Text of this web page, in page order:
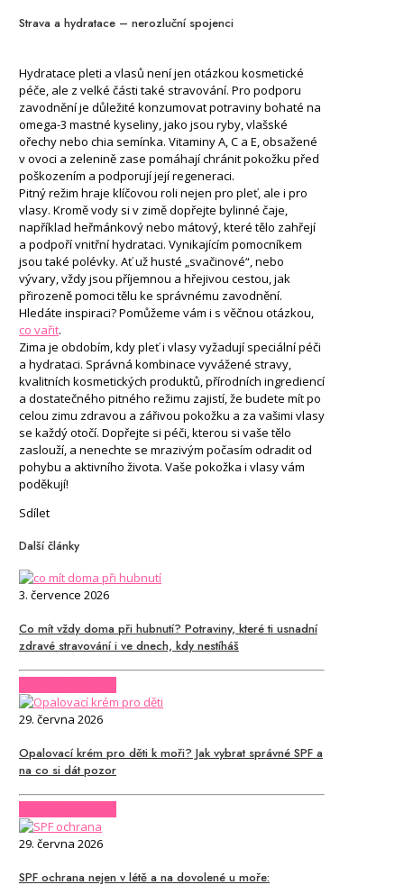
Strava a hydratace –⁠⁠⁠⁠⁠⁠ nerozluční spojenci
Hydratace pleti a vlasů není jen otázkou kosmetické
péče, ale z velké části také stravování. Pro podporu
zavodnění je důležité konzumovat potraviny bohaté na
omega-3 mastné kyseliny, jako jsou ryby, vlašské
ořechy nebo chia semínka. Vitaminy A, C a E, obsažené
v ovoci a zelenině zase pomáhají chránit pokožku před
poškozením a podporují její regeneraci.
Pitný režim hraje klíčovou roli nejen pro pleť, ale i pro
vlasy. Kromě vody si v zimě dopřejte bylinné čaje,
například heřmánkový nebo mátový, které tělo zahřejí
a podpoří vnitřní hydrataci. Vynikajícím pomocníkem
jsou také polévky. Ať už husté „svačinové“, nebo
vývary, vždy jsou příjemnou a hřejivou cestou, jak
přirozeně pomoci tělu ke správnému zavodnění.
Hledáte inspiraci? Pomůžeme vám i s věčnou otázkou,
co vařit.
Zima je obdobím, kdy pleť i vlasy vyžadují speciální péči
a hydrataci. Správná kombinace vyvážené stravy,
kvalitních kosmetických produktů, přírodních ingrediencí
a dostatečného pitného režimu zajistí, že budete mít po
celou zimu zdravou a zářivou pokožku a za vašimi vlasy
se každý otočí. Dopřejte si péči, kterou si vaše tělo
zaslouží, a nenechte se mrazivým počasím odradit od
pohybu a aktivního života. Vaše pokožka i vlasy vám
poděkují!
Sdílet
Další články
3. července 2026
Co mít vždy doma při hubnutí? Potraviny, které ti usnadní
zdravé stravování i ve dnech, kdy nestíháš
29. června 2026
Opalovací krém pro děti k moři? Jak vybrat správné SPF a
na co si dát pozor
29. června 2026
SPF ochrana nejen v létě a na dovolené u moře: